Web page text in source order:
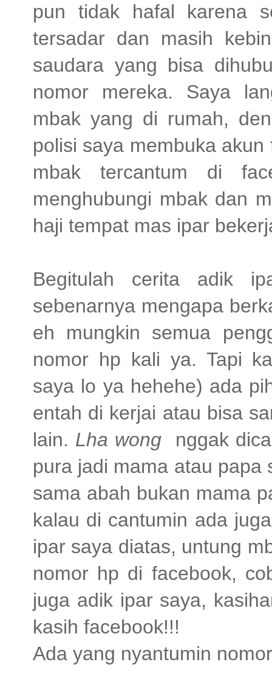
pun tidak hafal karena
tersadar dan masih
saudara yang bisa
nomor mereka. Saya
mbak yang di rumah,
polisi saya membuka
mbak tercantum di
menghubungi mbak dan
haji tempat mas ipar
Begitulah cerita adik
sebenarnya mengapa
eh mungkin semua
nomor hp kali ya. Tapi
saya lo ya hehehe) ada
entah di kerjai atau bisa
lain. Lha wong nggak
pura jadi mama atau papa
sama abah bukan mama
kalau di cantumin ada
ipar saya diatas, untung
nomor hp di facebook,
juga adik ipar saya,
kasih facebook!!!
Ada yang nyantumin